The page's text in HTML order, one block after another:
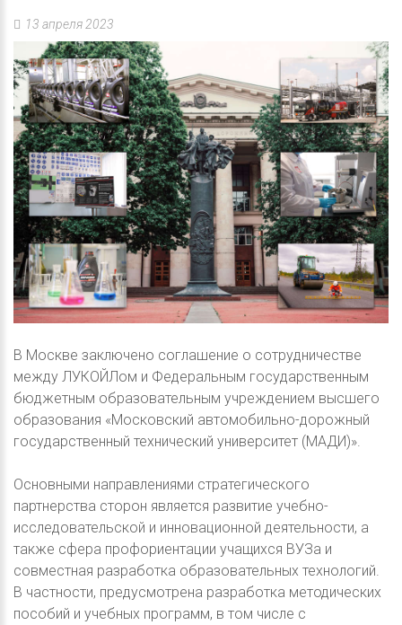
13 апреля 2023
В Москве заключено соглашение о сотрудничестве
между ЛУКОЙЛом и Федеральным государственным
бюджетным образовательным учреждением высшего
образования «Московский автомобильно-дорожный
государственный технический университет (МАДИ)».
Основными направлениями стратегического
партнерства сторон является развитие учебно-
исследовательской и инновационной деятельности, а
также сфера профориентации учащихся ВУЗа и
совместная разработка образовательных технологий.
В частности, предусмотрена разработка методических
пособий и учебных программ, в том числе с